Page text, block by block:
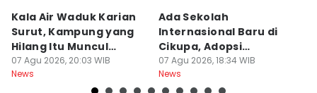
Kala Air Waduk Karian
Surut, Kampung yang
Hilang Itu Muncul
Kembali
07 Agu 2026, 20:03 WIB
News
Ada Sekolah
Internasional Baru di
Cikupa, Adopsi
Kurikulum Singapura
07 Agu 2026, 18:34 WIB
News